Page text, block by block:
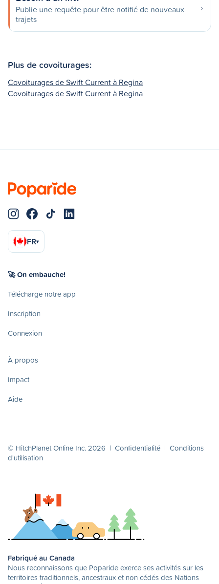
Publie une requête pour être notifié de nouveaux
trajets
Plus de covoiturages:
Covoiturages de Swift Current à Regina
Covoiturages de Swift Current à Regina
FR▾
🚀 On embauche!
Télécharge notre app
Inscription
Connexion
À propos
Impact
Aide
© HitchPlanet Online Inc. 2026 | Confidentialité | Conditions
d'utilisation
Fabriqué au Canada
Nous reconnaissons que Poparide exerce ses activités sur les
territoires traditionnels, ancestraux et non cédés des Nations